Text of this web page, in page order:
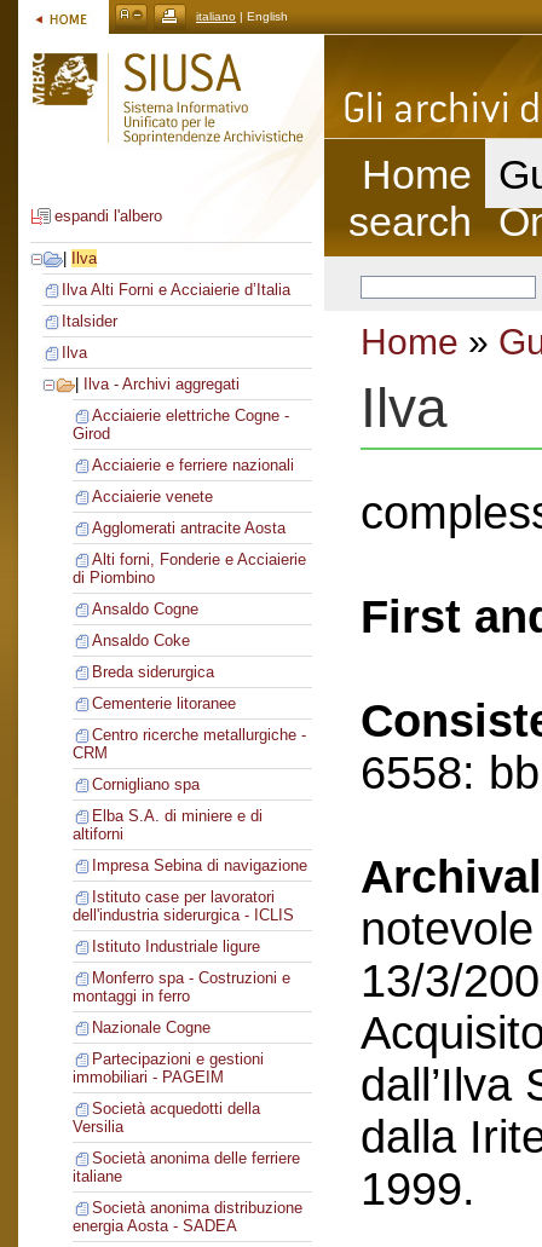
italiano | English
espandi l'albero
Ilva
Ilva Alti Forni e Acciaierie d’Italia
Italsider
Ilva
Ilva - Archivi aggregati
Acciaierie elettriche Cogne -
Girod
Acciaierie e ferriere nazionali
Acciaierie venete
Agglomerati antracite Aosta
Alti forni, Fonderie e Acciaierie
di Piombino
Ansaldo Cogne
Ansaldo Coke
Breda siderurgica
Cementerie litoranee
Centro ricerche metallurgiche -
CRM
Cornigliano spa
Elba S.A. di miniere e di
altiforni
Impresa Sebina di navigazione
Istituto case per lavoratori
dell'industria siderurgica - ICLIS
Istituto Industriale ligure
Monferro spa - Costruzioni e
montaggi in ferro
Nazionale Cogne
Partecipazioni e gestioni
immobiliari - PAGEIM
Società acquedotti della
Versilia
Società anonima delle ferriere
italiane
Società anonima distribuzione
energia Aosta - SADEA
Home
search
Home »
Ilva
First
6558:
13/3/
dall’Ilva
dalla
1999.